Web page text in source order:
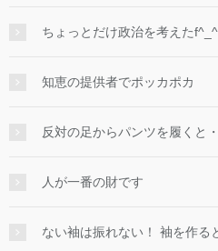
ちょっとだけ政治を考えた
知恵の提供者でポッカポカ
反対の足からパンツを履くと・
人が一番の財です
ない袖は振れない！ 袖を作る